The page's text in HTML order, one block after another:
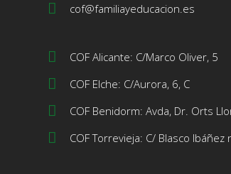
cof@familiayeducacion.es
COF Alicante: C/Marco Oliver, 5
COF Elche: C/Aurora, 6, C
COF Benidorm: Avda, Dr. Orts
COF Torrevieja: C/ Blasco Ibáñez